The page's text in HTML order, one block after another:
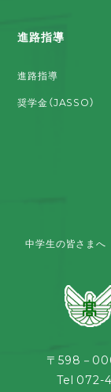
進路指導
進路指導
奨学金（JASSO）
中学生の皆さまへ
〒598－
Tel 072-